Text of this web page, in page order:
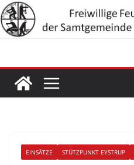
Zum
Inhalt
springen
EINSÄTZE STÜTZPUNKT EYSTRUP